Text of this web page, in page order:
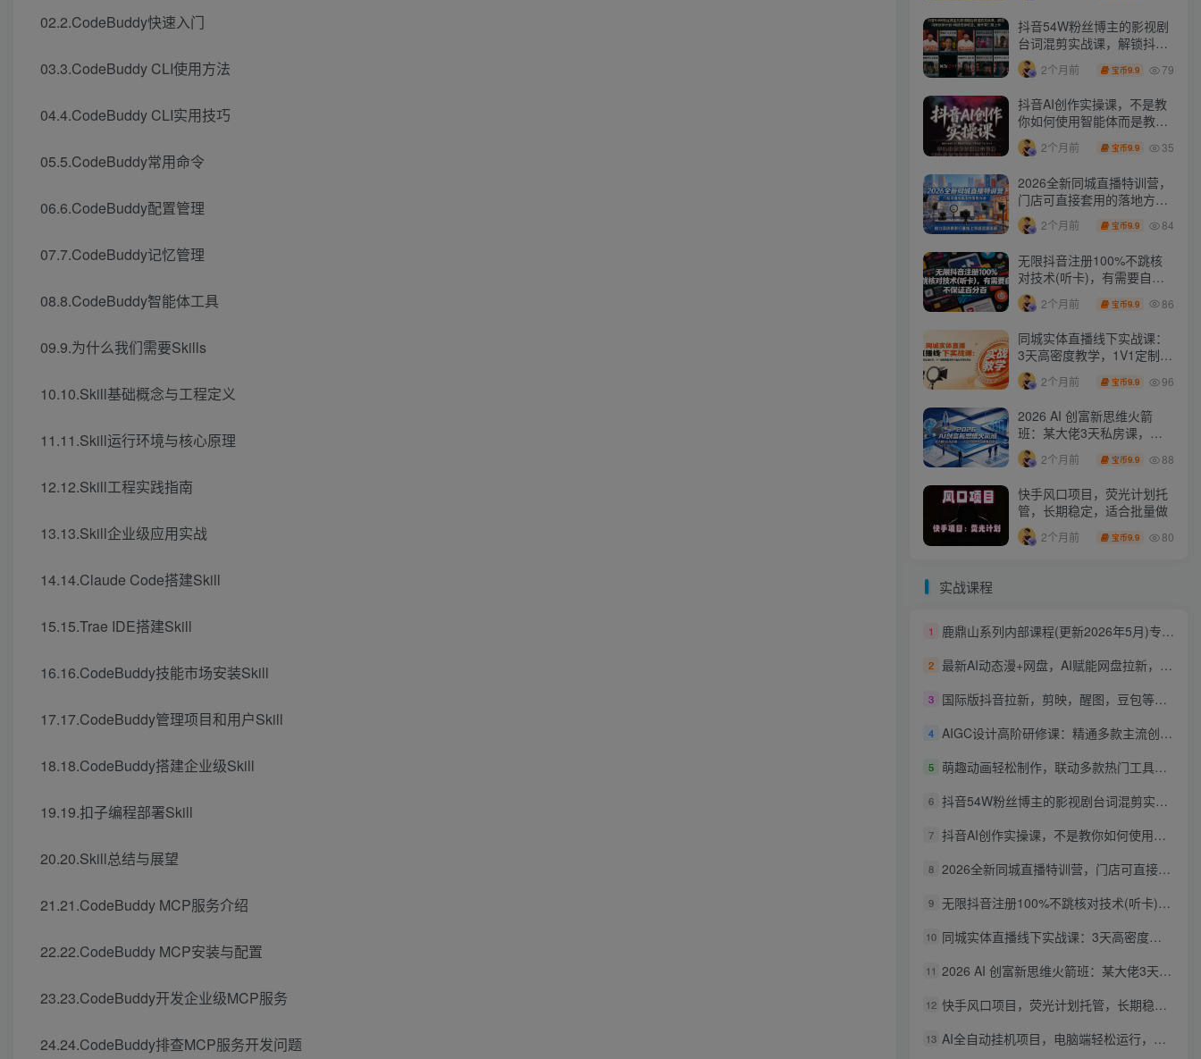
02.2.CodeBuddy快速入门
03.3.CodeBuddy CLI使用方法
04.4.CodeBuddy CLI实用技巧
05.5.CodeBuddy常用命令
06.6.CodeBuddy配置管理
07.7.CodeBuddy记忆管理
08.8.CodeBuddy智能体工具
09.9.为什么我们需要Skills
10.10.Skill基础概念与工程定义
11.11.Skill运行环境与核心原理
12.12.Skill工程实践指南
13.13.Skill企业级应用实战
14.14.Claude Code搭建Skill
15.15.Trae IDE搭建Skill
16.16.CodeBuddy技能市场安装Skill
17.17.CodeBuddy管理项目和用户Skill
18.18.CodeBuddy搭建企业级Skill
19.19.扣子编程部署Skill
20.20.Skill总结与展望
21.21.CodeBuddy MCP服务介绍
22.22.CodeBuddy MCP安装与配置
23.23.CodeBuddy开发企业级MCP服务
24.24.CodeBuddy排查MCP服务开发问题
抖音54W粉丝博主的影视剧
台词混剪实战课，解锁抖音
伙伴计划+精选独家收益，
新手零门槛上手
2个月前 宝币9.9 79
抖音AI创作实操课，不是教
你如何使用智能体而是教你
如何利用智能体变现(更新5
月) 2个月前 宝币9.9 35
2026全新同城直播特训营，
门店可直接套用的落地方
法，助力实体商家打通线上
同城流量渠道
2个月前 宝币9.9 84
无限抖音注册100%不跳核
对技术(听卡)，有需要自
测，不保证百分百
2个月前 宝币9.9 86
同城实体直播线下实战课：
3天高密度教学，1V1定制货
盘话术快速实现同城爆店
2个月前 宝币9.9 96
2026 AI 创富新思维火箭
班：某大佬3天私房课，一
人公司实体获客商机洞察
2个月前 宝币9.9 88
快手风口项目，荧光计划托
管，长期稳定，适合批量做
2个月前 宝币9.9 80
实战课程
1 鹿鼎山系列内部课程(更新2026年5月)专注缠论教学，行情分析、学习答疑、机会提示、实操讲解
2 最新AI动态漫+网盘，AI赋能网盘拉新，几秒一条拉爆收益
3 国际版抖音拉新，剪映，醒图，豆包等多玩法教程，长期可做的项目，轻松日入四位数，深度揭秘玩法，干就完了
4 AIGC设计高阶研修课：精通多款主流创作工具，从出图建模到模型训练全面进阶
5 萌趣动画轻松制作，联动多款热门工具实操，手把手打造可爱胖橘猫趣味动画
6 抖音54W粉丝博主的影视剧台词混剪实战课，解锁抖音伙伴计划+精选独家收益，新手零门槛上手
7 抖音AI创作实操课，不是教你如何使用智能体而是教你如何利用智能体变现(更新5月)
8 2026全新同城直播特训营，门店可直接套用的落地方法，助力实体商家打通线上同城流量渠道
9 无限抖音注册100%不跳核对技术(听卡)，有需要自测，不保证百分百
10 同城实体直播线下实战课：3天高密度教学，1V1定制货盘话术快速实现同城爆店
11 2026 AI 创富新思维火箭班：某大佬3天私房课，一人公司实体获客商机洞察
12 快手风口项目，荧光计划托管，长期稳定，适合批量做
13 AI全自动挂机项目，电脑端轻松运行，稳定日入500+，零门槛上手